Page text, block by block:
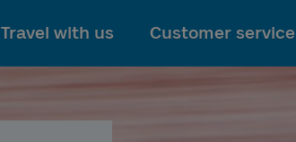
To main content
Travel with us Customer service